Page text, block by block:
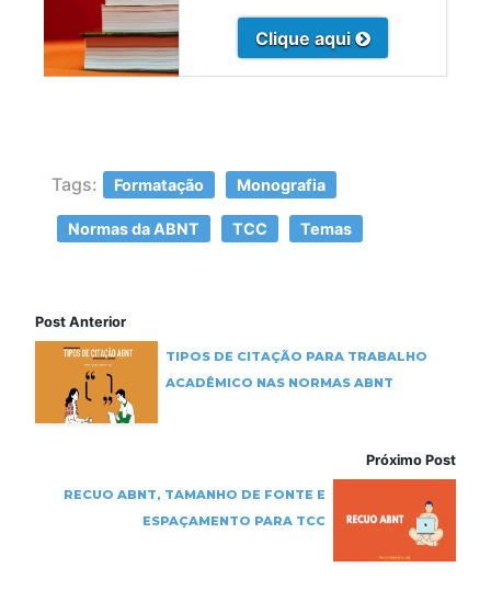
Clique aqui
Tags: Formatação Monografia
Normas da ABNT TCC Temas
Post Anterior
TIPOS DE CITAÇÃO PARA TRABALHO
ACADÊMICO NAS NORMAS ABNT
Próximo Post
RECUO ABNT, TAMANHO DE FONTE E
ESPAÇAMENTO PARA TCC